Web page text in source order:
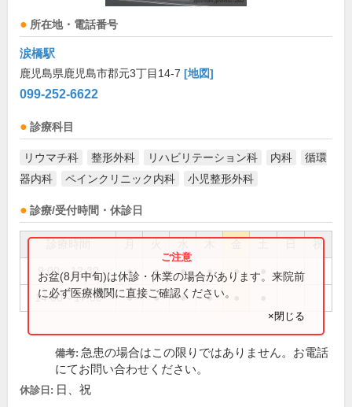
所在地・電話番号
涙橋駅
鹿児島県鹿児島市郡元3丁目14-7 [地図]
099-252-6622
診療科目
リウマチ科 整形外科 リハビリテーション科 内科
循環
器内科
ペインクリニック内科 小児整形外科
診療/受付時間・休診日
祝
9:00～12:30 ● ● ● ● ●
14:00～17:00 ● ● ● ●
お盆(8月中旬)は休診・休業の場合があります。来院前
に必ず医療機関に直接ご確認ください。
×閉じる
備考: 急患の場合はこの限りではありません。お電話
にてお問い合わせください。
休診日: 日、祝